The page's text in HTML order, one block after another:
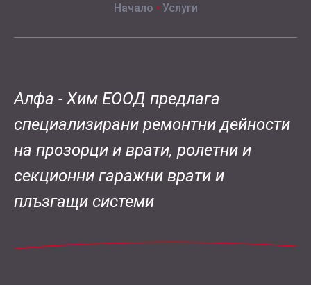
Начало • Услуги
Алфа - Хим ЕООД предлага
специализирани ремонтни дейности
на прозорци и врати, ролетни и
секционни гаражни врати и
плъзгащи системи